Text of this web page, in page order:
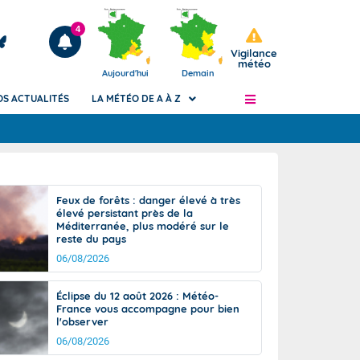
Articles
4
Aujourd'hui Demain
Vigilance
météo
de
Phénomènes dangereux de J+2 à J+7
Avertissement pluies intenses à l'échelle
des communes (Apic)
Bulletins Marine
d'avalanche
Météo des forêts
Vigicrues
ACTUALITÉS LA MÉTÉO DE A À Z
Feux de forêts : danger élevé à très
élevé persistant près de la
Méditerranée, plus modéré sur le
reste du pays
06/08/2026
Éclipse du 12 août 2026 : Météo-
France vous accompagne pour bien
l'observer
06/08/2026